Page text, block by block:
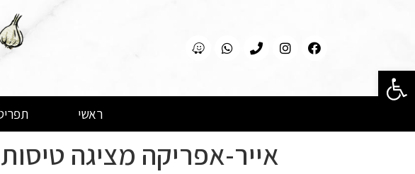
פתח סרגל נגישות
ראשי
אייר-אפריקה מציגה טיסות